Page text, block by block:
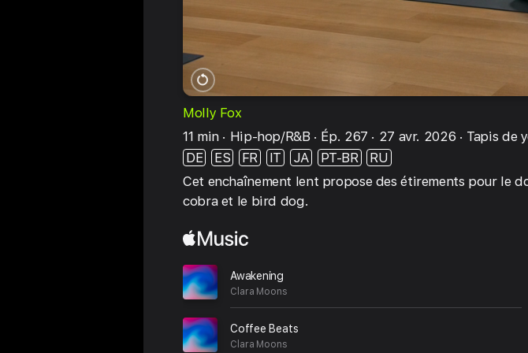
Redémarrer
Molly Fox
11 min
Hip‑hop/R&B Ép. 267 27 avr. 2026
Tapis de
DE
ES FR IT JA PT-BR
RU
Cet enchaînement lent propose des étirements pour le
cobra et le bird dog.
Awakening
Clara Moons
Coffee Beats
Clara Moons